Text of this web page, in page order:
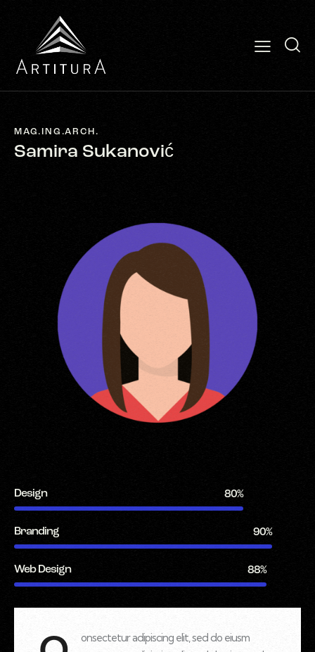
MAG.ING.ARCH.
Samira Sukanović
Design 80%
Branding 90%
Web Design 88%
onsectetur adipiscing elit, sed do eiusm